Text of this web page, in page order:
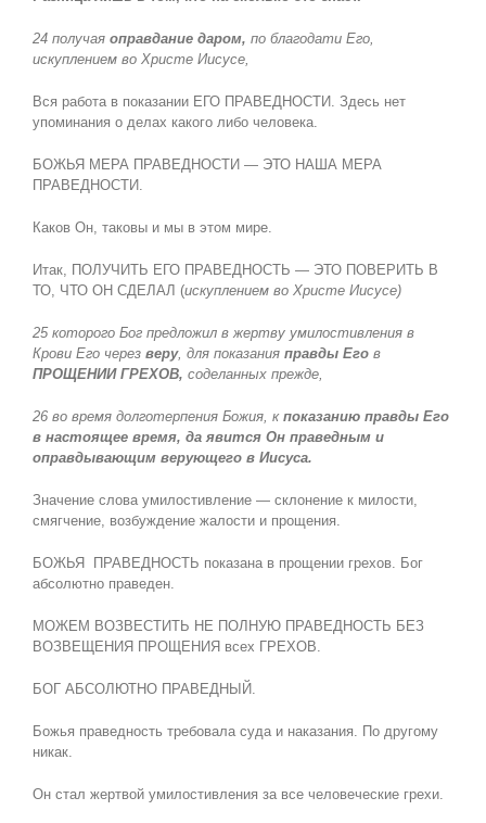
24 получая оправдание даром, по благодати Его,
искуплением во Христе Иисусе,
Вся работа в показании ЕГО ПРАВЕДНОСТИ. Здесь нет
упоминания о делах какого либо человека.
БОЖЬЯ МЕРА ПРАВЕДНОСТИ — ЭТО НАША МЕРА
ПРАВЕДНОСТИ.
Каков Он, таковы и мы в этом мире.
Итак, ПОЛУЧИТЬ ЕГО ПРАВЕДНОСТЬ — ЭТО ПОВЕРИТЬ В
ТО, ЧТО ОН СДЕЛАЛ (искуплением во Христе Иисусе)
25 которого Бог предложил в жертву умилостивления в
Крови Его через веру, для показания правды Егов
ПРОЩЕНИИ ГРЕХОВ, соделанных прежде,
26 во время долготерпения Божия, к показанию правды Его
в настоящее время, да явится Он праведным и
оправдывающим верующего в Иисуса.
Значение слова умилостивление — склонение к милости,
смягчение, возбуждение жалости и прощения.
БОЖЬЯ ПРАВЕДНОСТЬ показана в прощении грехов. Бог
абсолютно праведен.
МОЖЕМ ВОЗВЕСТИТЬ НЕ ПОЛНУЮ ПРАВЕДНОСТЬ БЕЗ
ВОЗВЕЩЕНИЯ ПРОЩЕНИЯ всех ГРЕХОВ.
БОГ АБСОЛЮТНО ПРАВЕДНЫЙ.
Божья праведность требовала суда и наказания. По другому
никак.
Он стал жертвой умилостивления за все человеческие грехи.